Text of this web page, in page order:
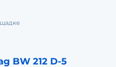
BW 212 D-5